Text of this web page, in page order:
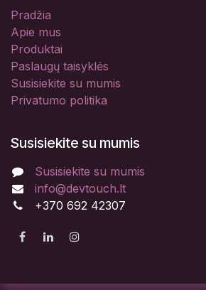
Pradžia
Apie mus
Produktai
Paslaugų taisyklės
Susisiekite su mumis
Privatumo politika
Susisiekite su mumis
Susisiekite su mumis
info@devtouch.lt
+370 692 42307